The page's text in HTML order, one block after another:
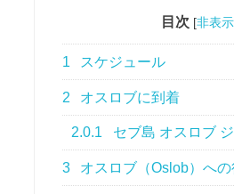
目次 [非表示
1 スケジュール
2 オスロブに到着
2.0.1 セブ島 オスロブ
3 オスロブ（Oslob）へ